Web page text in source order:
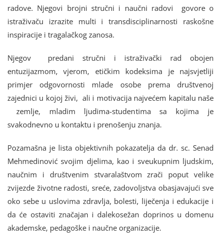
radove. Njegovi brojni stručni i naučni radovi govore o
istraživaču izrazite multi i transdisciplinarnosti raskošne
inspiracije i tragalačkog zanosa.
Njegov predani stručni i istraživački rad obojen
entuzijazmom, vjerom, etičkim kodeksima je najsvjetliji
primjer odgovornosti mlade osobe prema društvenoj
zajednici u kojoj živi, ali i motivacija najvećem kapitalu naše
zemlje, mladim ljudima-studentima sa kojima je
svakodnevno u kontaktu i prenošenju znanja.
Pozamašna je lista objektivnih pokazatelja da dr. sc. Senad
Mehmedinović svojim djelima, kao i sveukupnim ljudskim,
naučnim i društvenim stvaralaštvom zrači poput velike
zvijezde životne radosti, sreće, zadovoljstva obasjavajući sve
oko sebe u uslovima zdravlja, bolesti, liječenja i edukacije i
da će ostaviti značajan i dalekosežan doprinos u domenu
akademske, pedagoške i naučne organizacije.